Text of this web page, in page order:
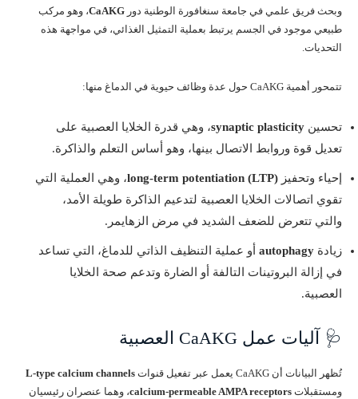
وبحث فريق علمي في جامعة سنغافورة الوطنية دور CaAKG، وهو مركب
طبيعي موجود في الجسم يرتبط بعملية التمثيل الغذائي، في مواجهة هذه
التحديات.
تتمحور أهمية CaAKG حول عدة وظائف حيوية في الدماغ منها:
تحسين synaptic plasticity، وهي قدرة الخلايا العصبية على
تعديل قوة وروابط الاتصال بينها، وهو أساس التعلم والذاكرة.
إحياء وتحفيز long-term potentiation (LTP)، وهي العملية التي
تقوي اتصالات الخلايا العصبية لتدعيم الذاكرة طويلة الأمد،
والتي تتعرض للضعف الشديد في مرض الزهايمر.
زيادة autophagy أو عملية التنظيف الذاتي للدماغ، التي تساعد
في إزالة البروتينات التالفة أو الضارة وتدعم صحة الخلايا
العصبية.
🩺 آليات عمل CaAKG العصبية
تُظهر البيانات أن CaAKG يعمل عبر تفعيل قنوات
L-type calcium channels
ومستقبلات calcium-permeable AMPA receptors، وهما عنصران رئيسيان